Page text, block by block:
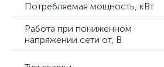
Потребляемая мощность, кВт
Работа при пониженном
напряжении сети от, В